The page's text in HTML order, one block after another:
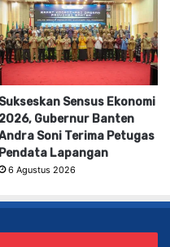
Sukseskan Sensus Ekonomi
2026, Gubernur Banten
Soni Terima Petugas
Pendata Lapangan
6 Agustus 2026